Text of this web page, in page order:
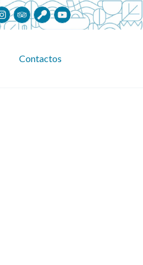
Contactos